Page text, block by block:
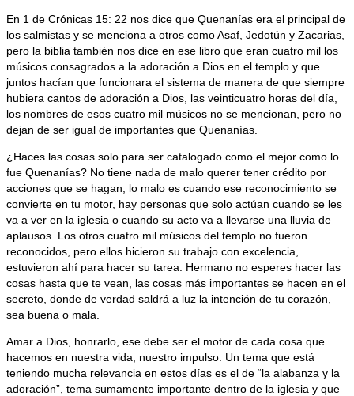
En 1 de Crónicas 15: 22 nos dice que Quenanías era el principal de
los salmistas y se menciona a otros como Asaf, Jedotún y Zacarias,
pero la biblia también nos dice en ese libro que eran cuatro mil los
músicos consagrados a la adoración a Dios en el templo y que
juntos hacían que funcionara el sistema de manera de que siempre
hubiera cantos de adoración a Dios, las veinticuatro horas del día,
los nombres de esos cuatro mil músicos no se mencionan, pero no
dejan de ser igual de importantes que Quenanías.
¿Haces las cosas solo para ser catalogado como el mejor como lo
fue Quenanías? No tiene nada de malo querer tener crédito por
acciones que se hagan, lo malo es cuando ese reconocimiento se
convierte en tu motor, hay personas que solo actúan cuando se les
va a ver en la iglesia o cuando su acto va a llevarse una lluvia de
aplausos. Los otros cuatro mil músicos del templo no fueron
reconocidos, pero ellos hicieron su trabajo con excelencia,
estuvieron ahí para hacer su tarea. Hermano no esperes hacer las
cosas hasta que te vean, las cosas más importantes se hacen en el
secreto, donde de verdad saldrá a luz la intención de tu corazón,
sea buena o mala.
Amar a Dios, honrarlo, ese debe ser el motor de cada cosa que
hacemos en nuestra vida, nuestro impulso. Un tema que está
teniendo mucha relevancia en estos días es el de “la alabanza y la
adoración”, tema sumamente importante dentro de la iglesia y que